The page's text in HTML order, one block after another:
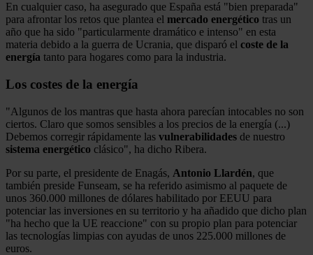
En cualquier caso, ha asegurado que España está "bien preparada"
para afrontar los retos que plantea el mercado energético tras un
año que ha sido "particularmente dramático e intenso" en esta
materia debido a la guerra de Ucrania, que disparó el coste de la
energía tanto para hogares como para la industria.
Los costes de la energía
"Algunos de los mantras que hasta ahora parecían intocables no son
ciertos. Claro que somos sensibles a los precios de la energía (...)
Debemos corregir rápidamente las vulnerabilidades de nuestro
sistema energético clásico", ha dicho Ribera.
Por su parte, el presidente de Enagás, Antonio Llardén, que
también preside Funseam, se ha referido asimismo al paquete de
unos 360.000 millones de dólares habilitado por EEUU para
potenciar las inversiones en su territorio y ha añadido que dicho plan
"ha hecho que la UE reaccione" con su propio plan para potenciar
las tecnologías limpias con ayudas de unos 225.000 millones de
euros.